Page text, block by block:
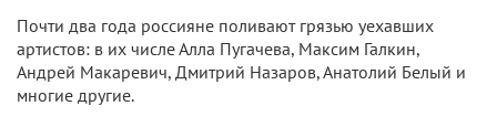
Почти два года россияне поливают грязью уехавших
артистов: в их числе Алла Пугачева, Максим Галкин,
Андрей Макаревич, Дмитрий Назаров, Анатолий Белый и
многие другие.